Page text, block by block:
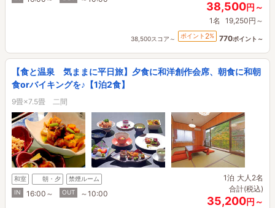
38,500円～
1名 19,250円～
38,500スコア～ ポイント 2% 770ポイント～
【食と温泉 気ままに平日旅】夕食に和洋創作会席、朝食に和朝
食orバイキングを♪【1泊2食】
9畳×7.5畳 二間
和室 朝・夕
禁煙ルーム
IN
16:00～ OUT ～10:00
1泊 大人2名
合計(税込)
35,200円～